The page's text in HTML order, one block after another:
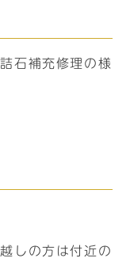
石補充修理の様
しの方は付近の